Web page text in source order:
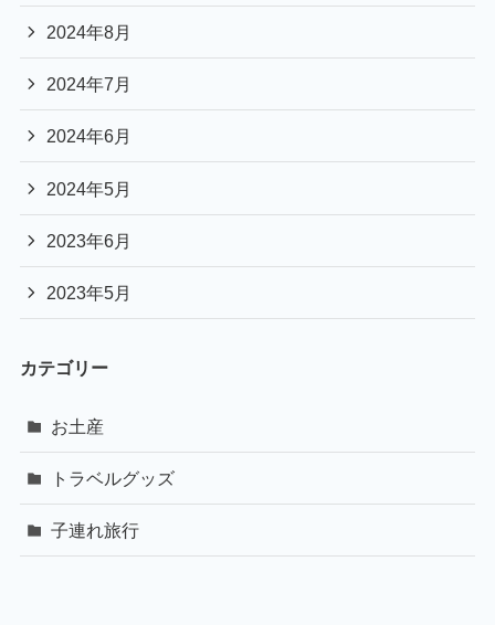
2024年8月
2024年7月
2024年6月
2024年5月
2023年6月
2023年5月
カテゴリー
お土産
トラベルグッズ
子連れ旅行